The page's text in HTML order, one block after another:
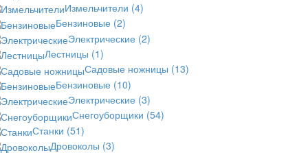
Измельчители (4)
Бензиновые (2)
Электрические (2)
Лестницы (1)
Садовые ножницы (13)
Бензиновые (10)
Электрические (3)
Снегоуборщики (54)
Станки (51)
Дровоколы (3)